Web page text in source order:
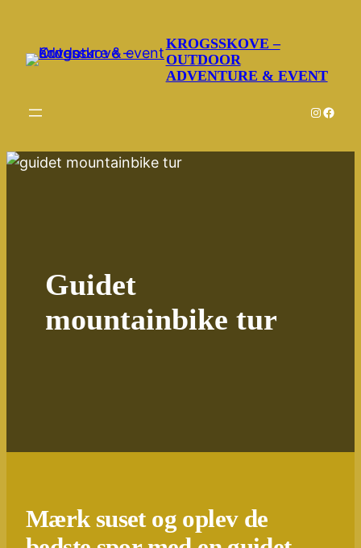
indhold
KROGSSKOVE –
OUTDOOR
ADVENTURE & EVENT
Guidet
mountainbike tur
Mærk suset og oplev de